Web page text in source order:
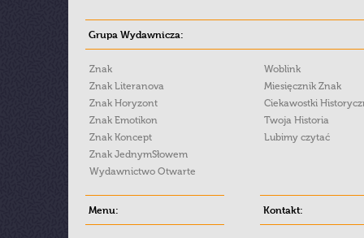
Grupa Wydawnicza:
Znak
Znak Literanova
Znak Horyzont
Znak Emotikon
Znak Koncept
Znak JednymSłowem
Wydawnictwo Otwarte
Woblink
Miesięcznik Znak
Ciekawostki
Twoja Historia
Lubimy czytać
Menu: Kontakt: